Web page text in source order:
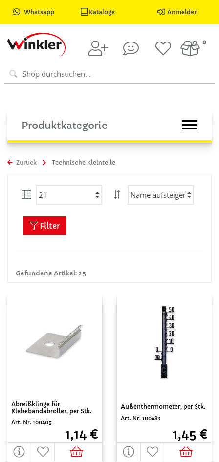
Whatsapp Kataloge Anmelden
0
Produktkategorie
Zurück Technische Kleinteile
Gefundene Artikel: 25
Filter
Abreißklinge für
Klebebandabroller, per Stk.
Art. Nr. 100405
1,14 €
Außenthermometer, per Stk.
Art. Nr. 100483
1,45 €